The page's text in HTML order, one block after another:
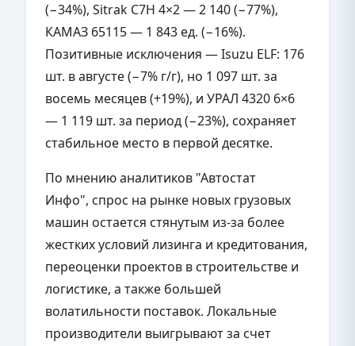
(−34%), Sitrak C7H 4×2 — 2 140 (−77%),
КАМАЗ 65115 — 1 843 ед. (−16%).
Позитивные исключения — Isuzu ELF: 176
шт. в августе (−7% г/г), но 1 097 шт. за
восемь месяцев (+19%), и УРАЛ 4320 6×6
— 1 119 шт. за период (−23%), сохраняет
стабильное место в первой десятке.
По мнению аналитиков "Автостат
Инфо", спрос на рынке новых грузовых
машин остается стянутым из-за более
жестких условий лизинга и кредитования,
переоценки проектов в строительстве и
логистике, а также большей
волатильности поставок. Локальные
производители выигрывают за счет